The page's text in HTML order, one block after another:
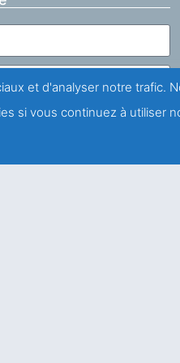
et d'analyser notre trafic.
si vous continuez à utiliser